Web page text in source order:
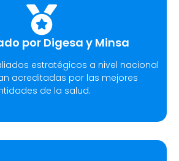
por Digesa y Minsa​
estratégicos a nivel nacional
acreditadas por las mejores
de la salud.